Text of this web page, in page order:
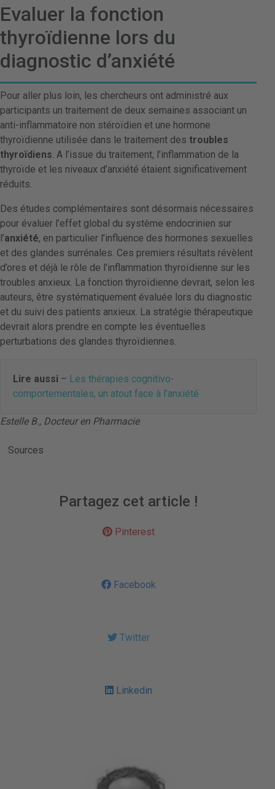
Evaluer la fonction
thyroïdienne lors du
diagnostic d’anxiété
Pour aller plus loin, les chercheurs ont administré aux
participants un traitement de deux semaines associant un
anti-inflammatoire non stéroïdien et une hormone
thyroïdienne utilisée dans le traitement des troubles
thyroïdiens. A l’issue du traitement, l’inflammation de la
thyroïde et les niveaux d’anxiété étaient significativement
réduits.
Des études complémentaires sont désormais nécessaires
pour évaluer l’effet global du système endocrinien sur
l’anxiété, en particulier l’influence des hormones sexuelles
et des glandes surrénales. Ces premiers résultats révèlent
d’ores et déjà le rôle de l’inflammation thyroïdienne sur les
troubles anxieux. La fonction thyroïdienne devrait, selon les
auteurs, être systématiquement évaluée lors du diagnostic
et du suivi des patients anxieux. La stratégie thérapeutique
devrait alors prendre en compte les éventuelles
perturbations des glandes thyroïdiennes.
Lire aussi – Les thérapies cognitivo-
comportementales, un atout face à l’anxiété
Estelle B., Docteur en Pharmacie
Sources
Partagez cet article !
Pinterest
Facebook
Twitter
Linkedin